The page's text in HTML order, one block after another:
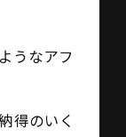
うなアフ
得のいく